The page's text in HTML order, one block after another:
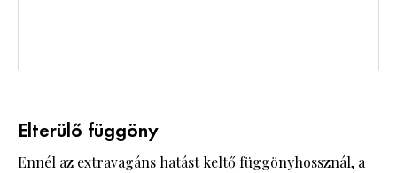
Elterülő függöny
Ennél az extravagáns hatást keltő függönyhossznál, a